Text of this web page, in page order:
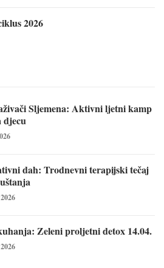
2026
Sljemena: Aktivni ljetni kamp
djecu
dah: Trodnevni terapijski tečaj
Zeleni proljetni detox 14.04.